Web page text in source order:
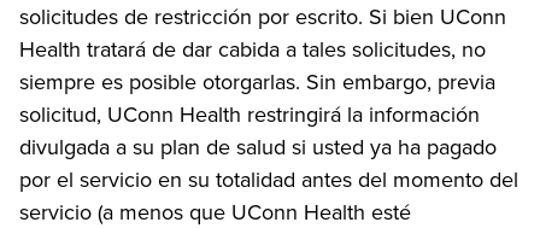
solicitudes de restricción por escrito. Si bien UConn
Health tratará de dar cabida a tales solicitudes, no
siempre es posible otorgarlas. Sin embargo, previa
solicitud, UConn Health restringirá la información
divulgada a su plan de salud si usted ya ha pagado
por el servicio en su totalidad antes del momento del
servicio (a menos que UConn Health esté